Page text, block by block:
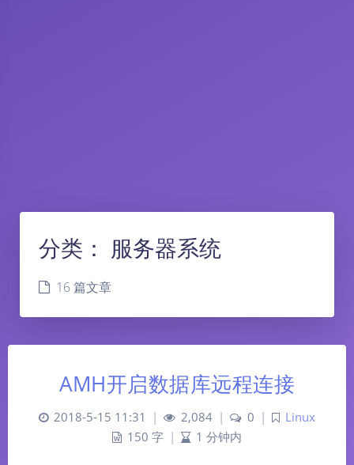
分类： 服务器系统
16 篇文章
AMH开启数据库远程连接
2018-5-15 11:31 | 2,084 | 0 |
Linux
150 字 | 1 分钟内